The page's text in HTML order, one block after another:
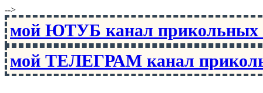
-->
мой ЮТУБ канал
мой ТЕЛЕГРАМ канал